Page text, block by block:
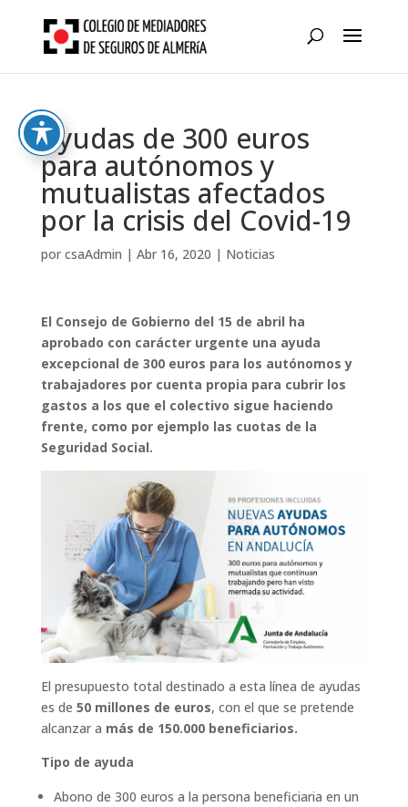
content
Ayudas de 300 euros
para autónomos y
mutualistas afectados
por la crisis del Covid-19
por csaAdmin | Abr 16, 2020 | Noticias
El Consejo de Gobierno del 15 de abril ha
aprobado con carácter urgente una ayuda
excepcional de 300 euros para los autónomos y
trabajadores por cuenta propia para cubrir los
gastos a los que el colectivo sigue haciendo
frente, como por ejemplo las cuotas de la
Seguridad Social.
El presupuesto total destinado a esta línea de ayudas
es de 50 millones de euros, con el que se pretende
alcanzar a más de 150.000 beneficiarios.
Tipo de ayuda
Abono de 300 euros a la persona beneficiaria en un